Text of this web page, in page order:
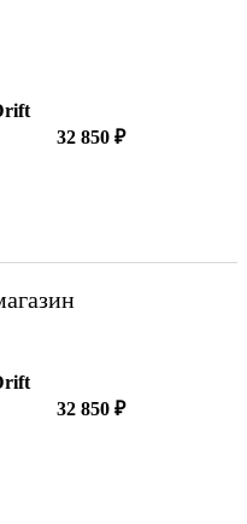
32 850 ₽
32 850 ₽